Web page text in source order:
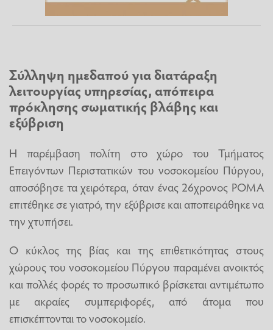
Σύλληψη ημεδαπού για διατάραξη
λειτουργίας υπηρεσίας, απόπειρα
πρόκλησης σωματικής βλάβης και
εξύβριση
Η παρέμβαση πολίτη στο χώρο του Τμήματος
Επειγόντων Περιστατικών του νοσοκομείου Πύργου,
αποσόβησε τα χειρότερα, όταν ένας 26χρονος ΡΟΜΑ
επιτέθηκε σε γιατρό, την εξύβρισε και αποπειράθηκε να
την χτυπήσει.
Ο κύκλος της βίας και της επιθετικότητας στους
χώρους του νοσοκομείου Πύργου παραμένει ανοικτός
και πολλές φορές το προσωπικό βρίσκεται αντιμέτωπο
με ακραίες συμπεριφορές, από άτομα που
επισκέπτονται το νοσοκομείο.